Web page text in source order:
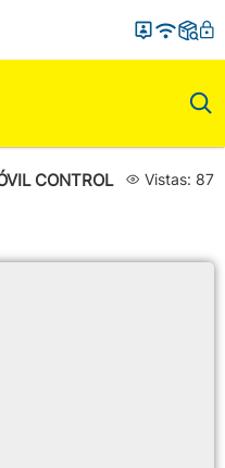
Vistas: 87
CONTROL